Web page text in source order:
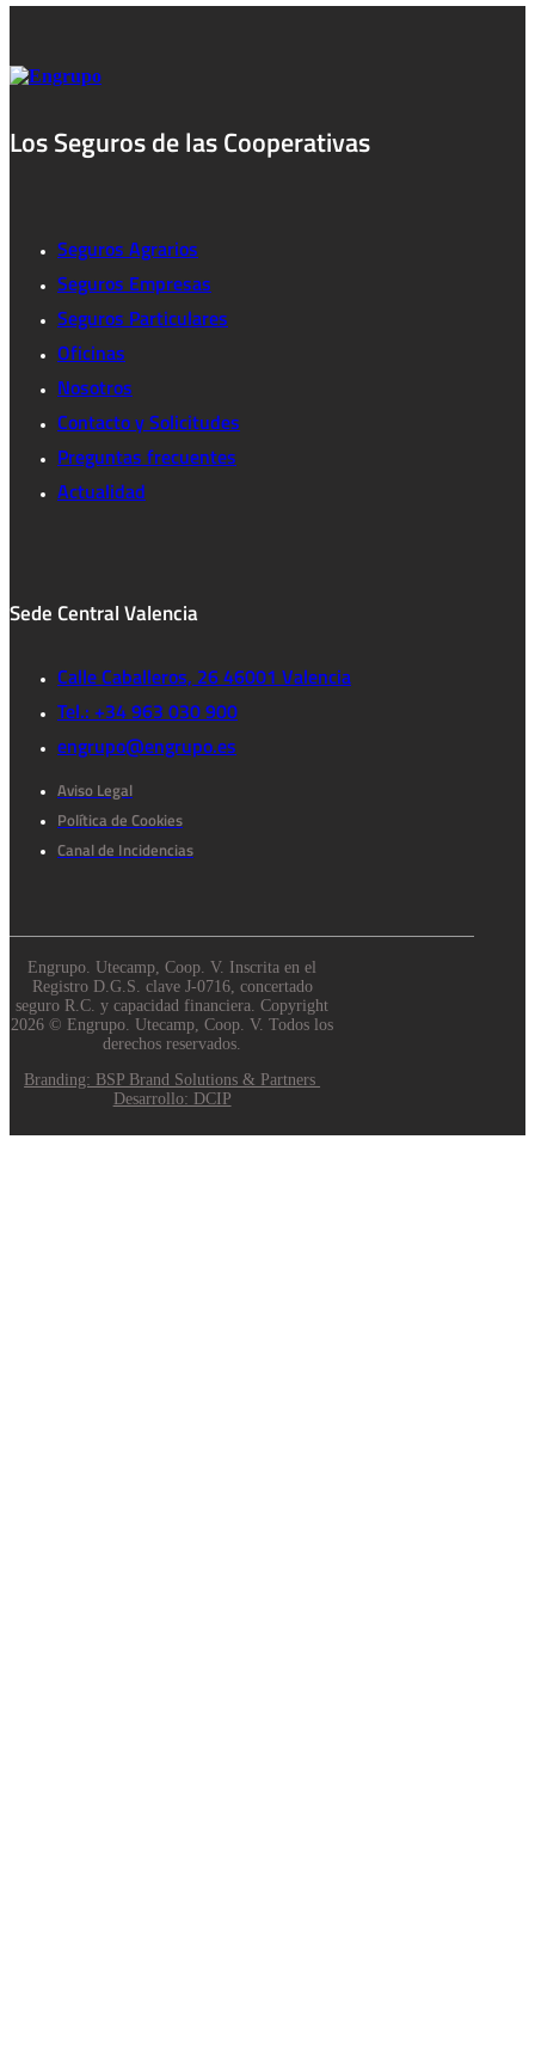
Los Seguros de las Cooperativas
Seguros Agrarios
Seguros Empresas
Seguros Particulares
Oficinas
Nosotros
Contacto y Solicitudes
Preguntas frecuentes
Actualidad
Sede Central Valencia
Calle Caballeros, 26 46001 Valencia
Tel.: +34 963 030 900
engrupo@engrupo.es
Aviso Legal
Política de Cookies
Canal de Incidencias
Engrupo. Utecamp, Coop. V. Inscrita en el
Registro D.G.S. clave J-0716, concertado
seguro R.C. y capacidad financiera. Copyright
2026 © Engrupo. Utecamp, Coop. V. Todos los
derechos reservados.
Branding: BSP Brand Solutions & Partners
Desarrollo: DCIP